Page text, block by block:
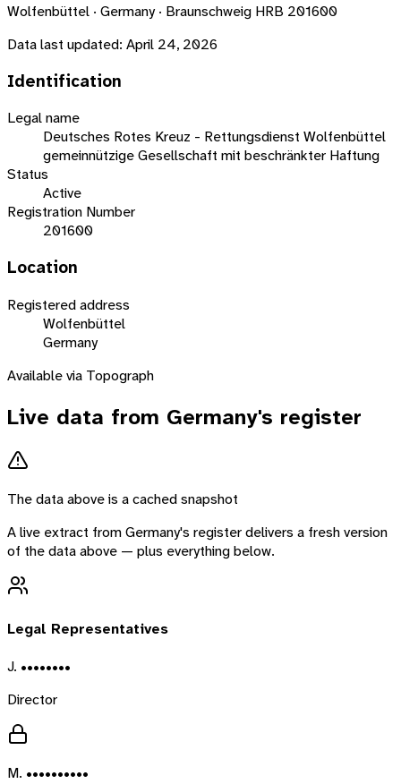
Wolfenbüttel · Germany · Braunschweig HRB 201600
Data last updated: April 24, 2026
Identification
Legal name
Deutsches Rotes Kreuz - Rettungsdienst Wolfenbüttel
gemeinnützige Gesellschaft mit beschränkter Haftung
Status
Active
Registration Number
201600
Location
Registered address
Wolfenbüttel
Germany
Available via Topograph
Live data from Germany's register
The data above is a cached snapshot
A live extract fromGermany's register delivers a fresh version
of the data above — plus everything below.
Legal Representatives
J. ••••••••
Director
M. ••••••••••